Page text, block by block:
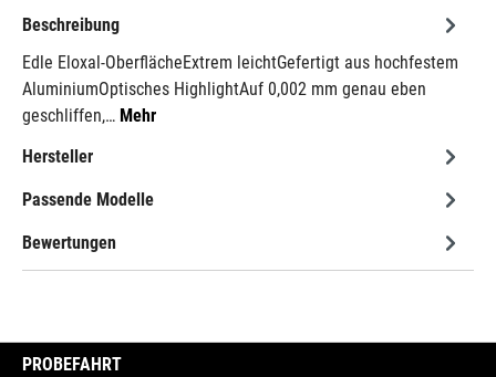
Beschreibung
Edle Eloxal-OberflächeExtrem leichtGefertigt aus hochfestem
AluminiumOptisches HighlightAuf 0,002 mm genau eben
geschliffen,… Mehr
Hersteller
Passende Modelle
Bewertungen
PROBEFAHRT